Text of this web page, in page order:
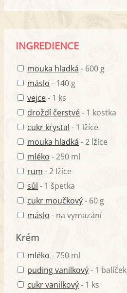
INGREDIENCE
mouka hladká - 600 g
máslo - 140 g
vejce- 1 ks
droždí čerstvé- 1 kostka
cukr krystal - 1 lžíce
mouka hladká - 2 lžíce
mléko - 250 ml
rum - 2 lžíce
sůl - 1 špetka
cukr moučkový- 60 g
máslo - na vymazání
Krém
mléko - 750 ml
puding vanilkový- 1 balíček
cukr vanilkový- 1 ks